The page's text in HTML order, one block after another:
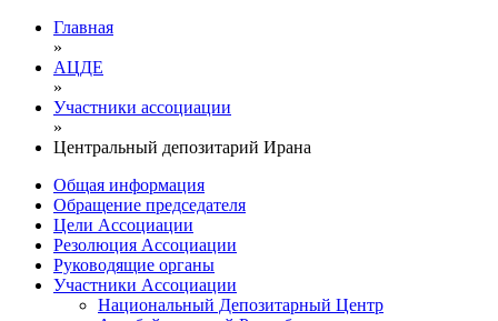
Главная
»
АЦДЕ
»
Участники ассоциации
»
Центральный депозитарий Ирана
Общая информация
Обращение председателя
Цели Ассоциации
Резолюция Ассоциации
Руководящие органы
Участники Ассоциации
Национальный Депозитарный Центр